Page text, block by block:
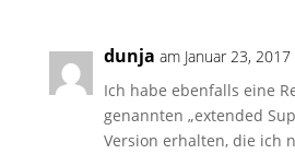
dunja am Januar 23,
Ich habe ebenfalls eine
genannten „extended
Version erhalten, die ich